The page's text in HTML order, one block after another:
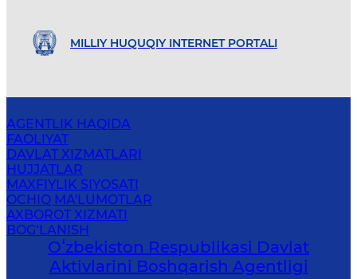
MILLIY HUQUQIY INTERNET PORTALI
AGENTLIK HAQIDA
FAOLIYAT
DAVLAT XIZMATLARI
HUJJATLAR
MAXFIYLIK SIYOSATI
OCHIQ MA'LUMOTLAR
AXBOROT XIZMATI
BOG‘LANISH
Oʻzbekiston Respublikasi Davlat
Aktivlarini Boshqarish Agentligi